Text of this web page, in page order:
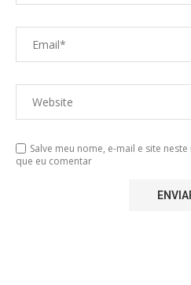
Salve meu nome, e-mail e site
que eu comentar